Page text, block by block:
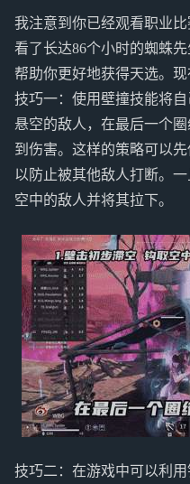
我注意到你已经观看职业
看了长达86个小时的蜘蛛
帮助你更好地获得天选。
技巧一：使用壁撞技能将
悬空的敌人，在最后一个
到伤害。这样的策略可以
以防止被其他敌人打断。
空中的敌人并将其拉下。
技巧二：在游戏中可以利